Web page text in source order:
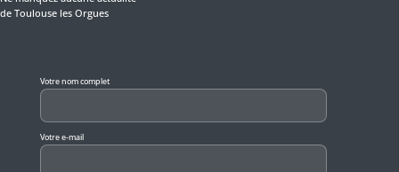
de Toulouse les Orgues
Votre nom complet
Votre e-mail